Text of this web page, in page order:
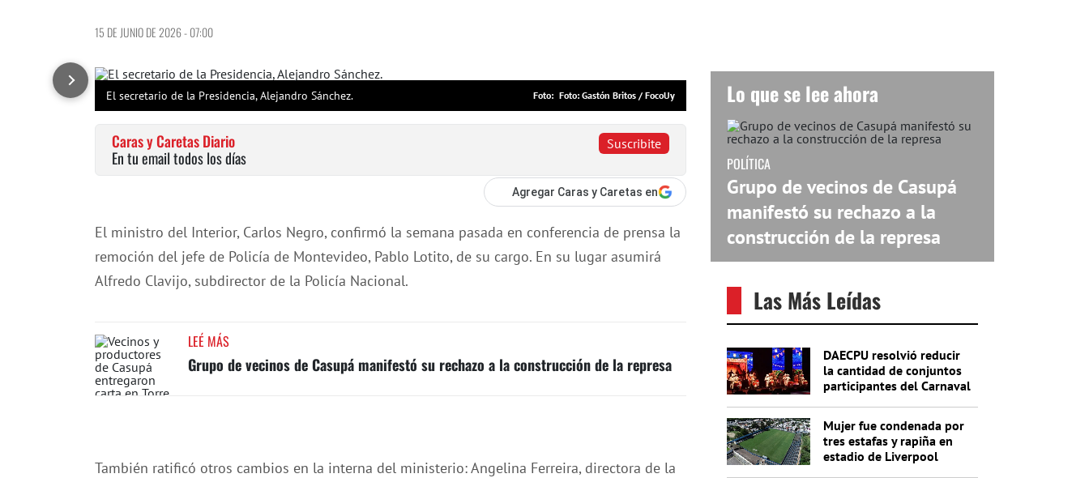
15 DE JUNIO DE 2026 - 07:00
El secretario de la Presidencia, Alejandro Sánchez. Foto: Gastón Britos / FocoUy
Suscribite
Caras y Caretas Diario
En tu email todos los días
Agregar Caras y Caretas en
El ministro del Interior, Carlos Negro, confirmó la semana pasada en conferencia de prensa la
remoción del jefe de Policía de Montevideo, Pablo Lotito, de su cargo. En su lugar asumirá
Alfredo Clavijo, subdirector de la Policía Nacional.
LEÉ MÁS
Grupo de vecinos de Casupá manifestó su rechazo a la construcción de la represa
También ratificó otros cambios en la interna del ministerio: Angelina Ferreira, directora de la
Lo que se lee ahora
POLÍTICA
Grupo de vecinos de Casupá
manifestó su rechazo a la
construcción de la represa
Las Más Leídas
DAECPU resolvió reducir
la cantidad de conjuntos
participantes del Carnaval
Mujer fue condenada por
tres estafas y rapiña en
estadio de Liverpool